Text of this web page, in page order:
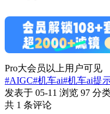
Pro大会员以上用户可见
#AIGC#机车ai#机车ai提
发表于 05-11 浏览 97 分
共 1 条评论